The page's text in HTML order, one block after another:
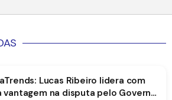
Lucas Ribeiro lidera com
vantagem na disputa pelo Governo